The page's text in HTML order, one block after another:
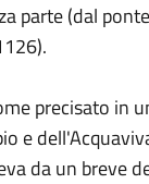
parte (dal
precisato in
e
da un breve